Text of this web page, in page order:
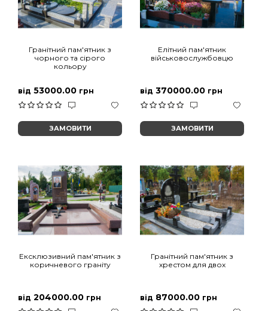
Гранітний пам'ятник з
чорного та сірого
кольору
від 53000.00 грн
ЗАМОВИТИ
Елітний пам'ятник
військовослужбовцю
від 370000.00 грн
ЗАМОВИТИ
Ексклюзивний пам'ятник з
коричневого граніту
від 204000.00 грн
Гранітний пам'ятник з
хрестом для двох
від 87000.00 грн